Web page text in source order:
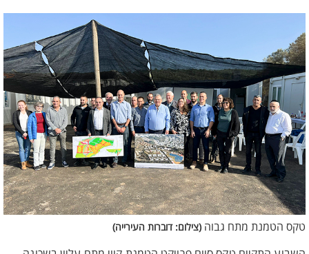
טקס הטמנת מתח גבוה (צילום: דוברות העירייה)